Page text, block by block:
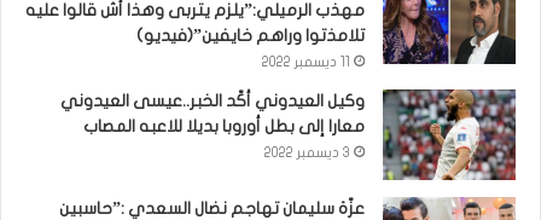
مهذب الرميلي:”يلزم يتربى وهذا أش قالوا عليه
تلامذتوا وراهم خايفين”(فيديو)
وكيل العيدوني أكّد الخبر..عيسى العيدوني
معارا إلى بطل أوروبا بديلا للاعبه المصاب
3 ديسمبر 2022
عزّة سليمان تهاجم نضال السعدي :”حاسبين